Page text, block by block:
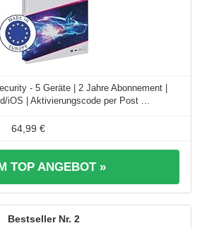
- 5 Geräte | 2 Jahre Abonnement |
iOS | Aktivierungscode per Post ...
64,99 €
TOP ANGEBOT »
2